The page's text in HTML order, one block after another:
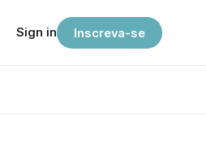
Sign in Inscreva-se